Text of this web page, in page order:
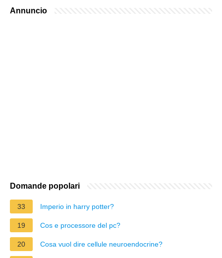
Annuncio
Domande popolari
33 Imperio in harry potter?
19 Cos e processore del pc?
20 Cosa vuol dire cellule neuroendocrine?